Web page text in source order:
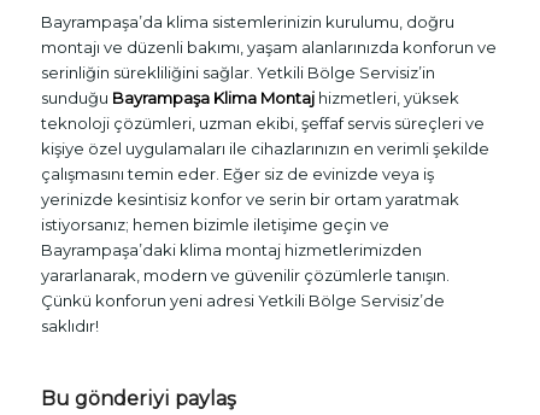
Bayrampaşa’da klima sistemlerinizin kurulumu, doğru
montajı ve düzenli bakımı, yaşam alanlarınızda konforun ve
serinliğin sürekliliğini sağlar. Yetkili Bölge Servisiz’in
sunduğu Bayrampaşa Klima Montajhizmetleri, yüksek
teknoloji çözümleri, uzman ekibi, şeffaf servis süreçleri ve
kişiye özel uygulamaları ile cihazlarınızın en verimli şekilde
çalışmasını temin eder. Eğer siz de evinizde veya iş
yerinizde kesintisiz konfor ve serin bir ortam yaratmak
istiyorsanız; hemen bizimle iletişime geçin ve
Bayrampaşa’daki klima montaj hizmetlerimizden
yararlanarak, modern ve güvenilir çözümlerle tanışın.
Çünkü konforun yeni adresi Yetkili Bölge Servisiz’de
saklıdır!
Bu gönderiyi paylaş